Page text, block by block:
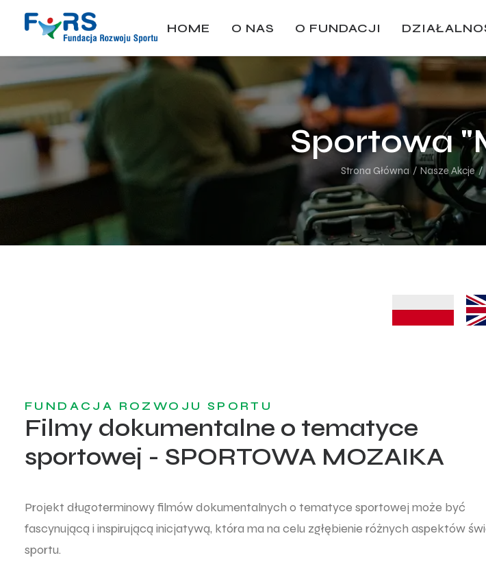
HOME O NAS O FUNDACJI
Sportowa
Strona Główna Nasze Akcje
FUNDACJA ROZWOJU SPORTU
Filmy dokumentalne o tematyce
sportowej - SPORTOWA MOZAIKA
Projekt długoterminowy filmów dokumentalnych o tematyce sportowej może być
fascynującą i inspirującą inicjatywą, która ma na celu zgłębienie różnych aspektów
sportu.